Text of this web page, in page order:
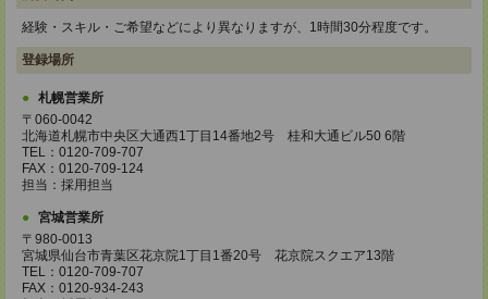
経験・スキル・ご希望などにより異なりますが、1時間30分程度です。
登録場所
札幌営業所
〒060-0042
北海道札幌市中央区大通西1丁目14番地2号 桂和大通ビル50 6階
TEL：0120-709-707
FAX：0120-709-124
担当：採用担当
宮城営業所
〒980-0013
宮城県仙台市青葉区花京院1丁目1番20号 花京院スクエア13階
TEL：0120-709-707
FAX：0120-934-243